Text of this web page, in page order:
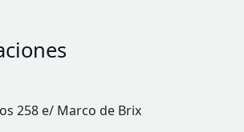
258 e/ Marco de Brix